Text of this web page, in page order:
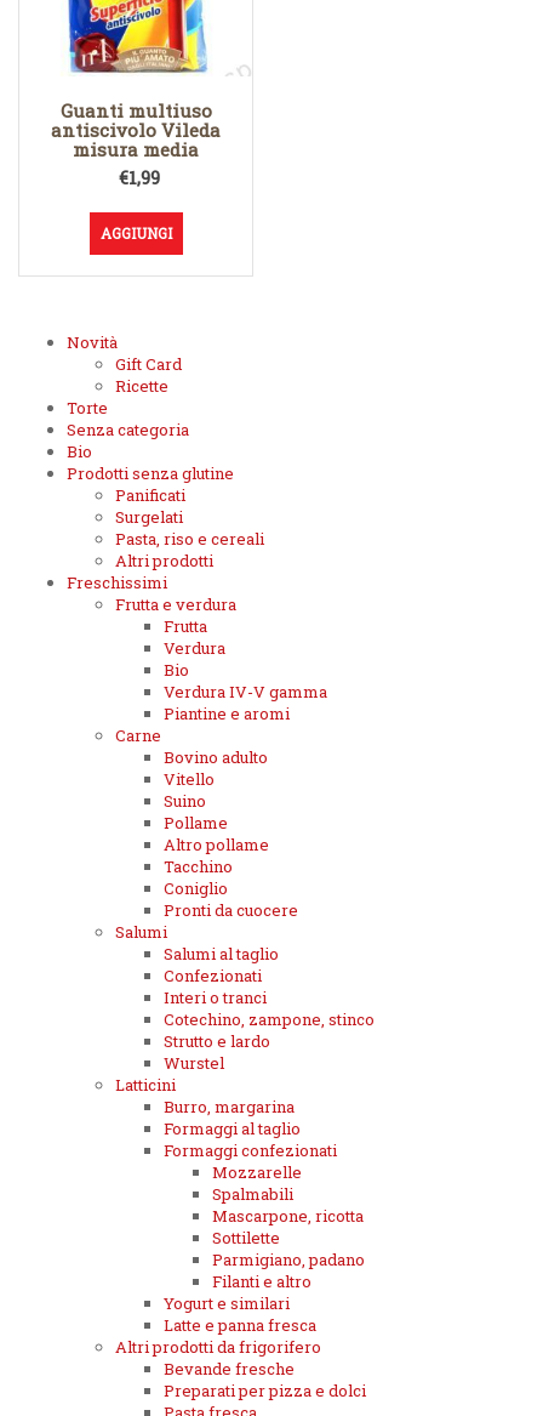
Guanti multiuso
antiscivolo Vileda
misura media
€1,99
AGGIUNGI
Novità
Gift Card
Ricette
Torte
Senza categoria
Bio
Prodotti senza glutine
Panificati
Surgelati
Pasta, riso e cereali
Altri prodotti
Freschissimi
Frutta e verdura
Frutta
Verdura
Bio
Verdura IV-V gamma
Piantine e aromi
Carne
Bovino adulto
Vitello
Suino
Pollame
Altro pollame
Tacchino
Coniglio
Pronti da cuocere
Salumi
Salumi al taglio
Confezionati
Interi o tranci
Cotechino, zampone, stinco
Strutto e lardo
Wurstel
Latticini
Burro, margarina
Formaggi al taglio
Formaggi confezionati
Mozzarelle
Spalmabili
Mascarpone, ricotta
Sottilette
Parmigiano, padano
Filanti e altro
Yogurt e similari
Latte e panna fresca
Altri prodotti da frigorifero
Bevande fresche
Preparati per pizza e dolci